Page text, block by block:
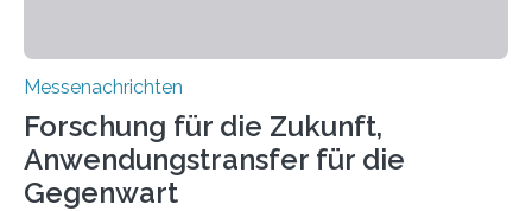
Messenachrichten
Forschung für die Zukunft,
Anwendungstransfer für die
Gegenwart